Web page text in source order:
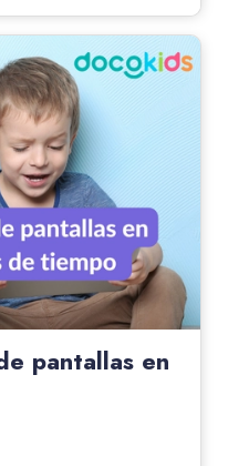
pantallas en